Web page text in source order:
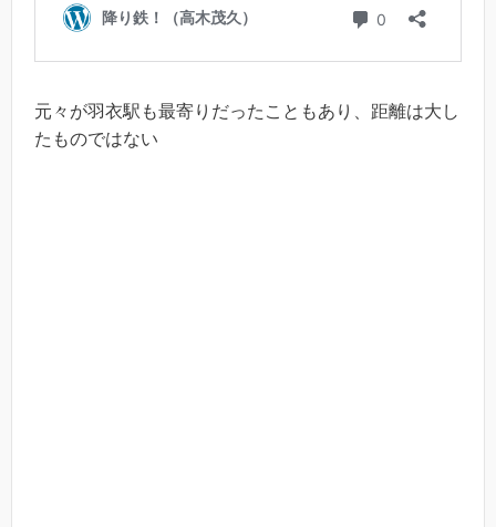
元々が羽衣駅も最寄りだったこともあり、距離は大し
たものではない